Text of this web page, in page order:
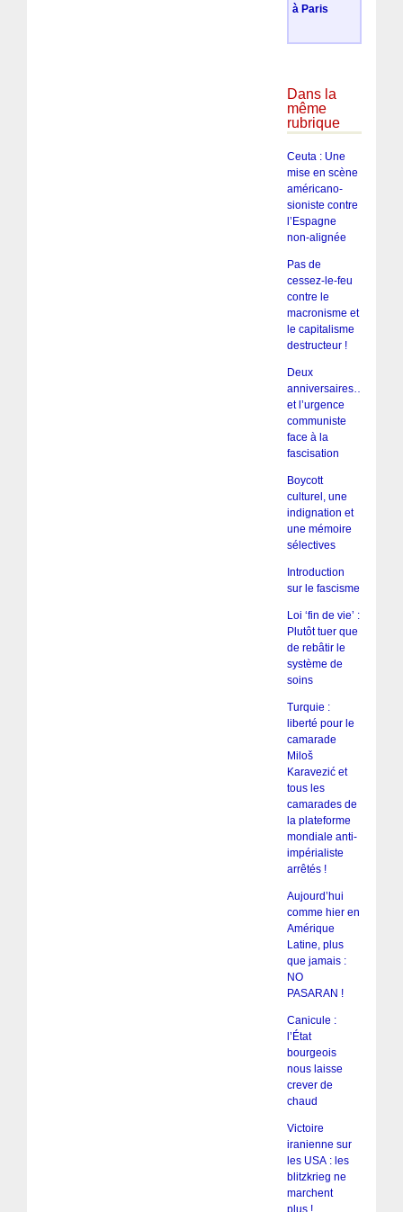
à Paris
Dans la
même
rubrique
Ceuta : Une
mise en scène
américano-
sioniste contre
l’Espagne
non-alignée
Pas de
cessez-le-feu
contre le
macronisme et
le capitalisme
destructeur !
Deux
anniversaires…
et l’urgence
communiste
face à la
fascisation
Boycott
culturel, une
indignation et
une mémoire
sélectives
Introduction
sur le fascisme
Loi ‘fin de vie’ :
Plutôt tuer que
de rebâtir le
système de
soins
Turquie :
liberté pour le
camarade
Miloš
Karavezić et
tous les
camarades de
la plateforme
mondiale anti-
impérialiste
arrêtés !
Aujourd’hui
comme hier en
Amérique
Latine, plus
que jamais :
NO
PASARAN !
Canicule :
l’État
bourgeois
nous laisse
crever de
chaud
Victoire
iranienne sur
les USA : les
blitzkrieg ne
marchent
plus !